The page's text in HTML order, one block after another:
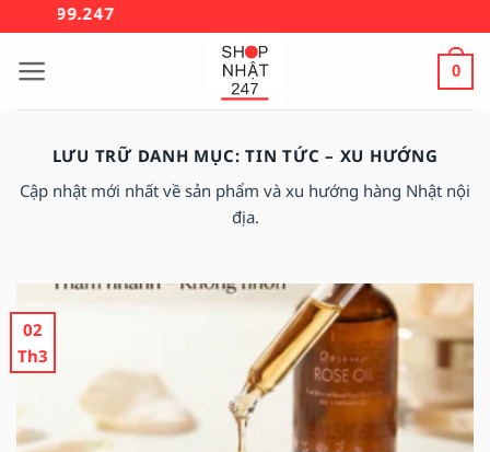
qua
nội
0
LƯU TRỮ DANH MỤC: TIN TỨC – XU HƯỚNG
Cập nhật mới nhất về sản phẩm và xu hướng hàng Nhật nội
địa.
02
Th3